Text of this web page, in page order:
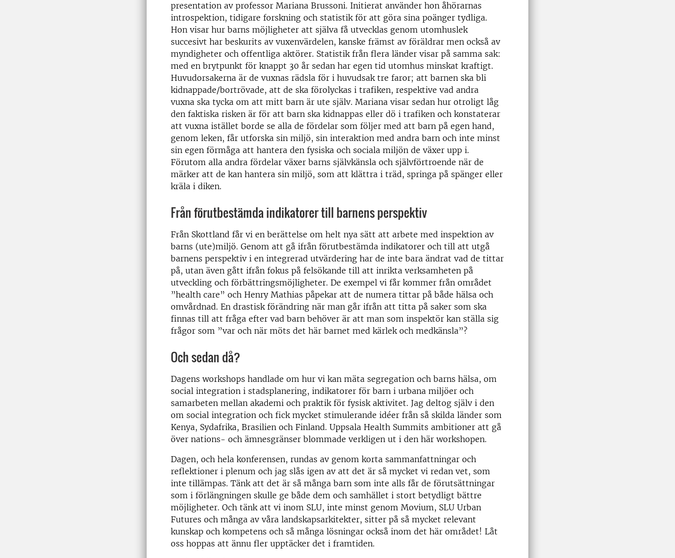
presentation av professor Mariana Brussoni. Initierat använder hon åhörarnas
introspektion, tidigare forskning och statistik för att göra sina poänger tydliga.
Hon visar hur barns möjligheter att själva få utvecklas genom utomhuslek
succesivt har beskurits av vuxenvärdelen, kanske främst av föräldrar men också av
myndigheter och offentliga aktörer. Statistik från flera länder visar på samma sak:
med en brytpunkt för knappt 30 år sedan har egen tid utomhus minskat kraftigt.
Huvudorsakerna är de vuxnas rädsla för i huvudsak tre faror; att barnen ska bli
kidnappade/bortrövade, att de ska förolyckas i trafiken, respektive vad andra
vuxna ska tycka om att mitt barn är ute själv. Mariana visar sedan hur otroligt låg
den faktiska risken är för att barn ska kidnappas eller dö i trafiken och konstaterar
att vuxna istället borde se alla de fördelar som följer med att barn på egen hand,
genom leken, får utforska sin miljö, sin interaktion med andra barn och inte minst
sin egen förmåga att hantera den fysiska och sociala miljön de växer upp i.
Förutom alla andra fördelar växer barns självkänsla och självförtroende när de
märker att de kan hantera sin miljö, som att klättra i träd, springa på spänger eller
kräla i diken.
Från förutbestämda indikatorer till barnens perspektiv
Från Skottland får vi en berättelse om helt nya sätt att arbete med inspektion av
barns (ute)miljö. Genom att gå ifrån förutbestämda indikatorer och till att utgå
barnens perspektiv i en integrerad utvärdering har de inte bara ändrat vad de tittar
på, utan även gått ifrån fokus på felsökande till att inrikta verksamheten på
utveckling och förbättringsmöjligheter. De exempel vi får kommer från området
”health care” och Henry Mathias påpekar att de numera tittar på både hälsa och
omvårdnad. En drastisk förändring när man går ifrån att titta på saker som ska
finnas till att fråga efter vad barn behöver är att man som inspektör kan ställa sig
frågor som ”var och när möts det här barnet med kärlek och medkänsla”?
Och sedan då?
Dagens workshops handlade om hur vi kan mäta segregation och barns hälsa, om
social integration i stadsplanering, indikatorer för barn i urbana miljöer och
samarbeten mellan akademi och praktik för fysisk aktivitet. Jag deltog själv i den
om social integration och fick mycket stimulerande idéer från så skilda länder som
Kenya, Sydafrika, Brasilien och Finland. Uppsala Health Summits ambitioner att gå
över nations- och ämnesgränser blommade verkligen ut i den här workshopen.
Dagen, och hela konferensen, rundas av genom korta sammanfattningar och
reflektioner i plenum och jag slås igen av att det är så mycket vi redan vet, som
inte tillämpas. Tänk att det är så många barn som inte alls får de förutsättningar
som i förlängningen skulle ge både dem och samhället i stort betydligt bättre
möjligheter. Och tänk att vi inom SLU, inte minst genom Movium, SLU Urban
Futures och många av våra landskapsarkitekter, sitter på så mycket relevant
kunskap och kompetens och så många lösningar också inom det här området! Låt
oss hoppas att ännu fler upptäcker det i framtiden.